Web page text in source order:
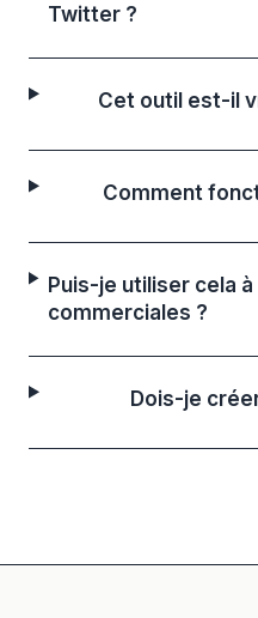
Twitter ?
Cet outil est-il
Comment
Puis-je utiliser cela
commerciales ?
Dois-je